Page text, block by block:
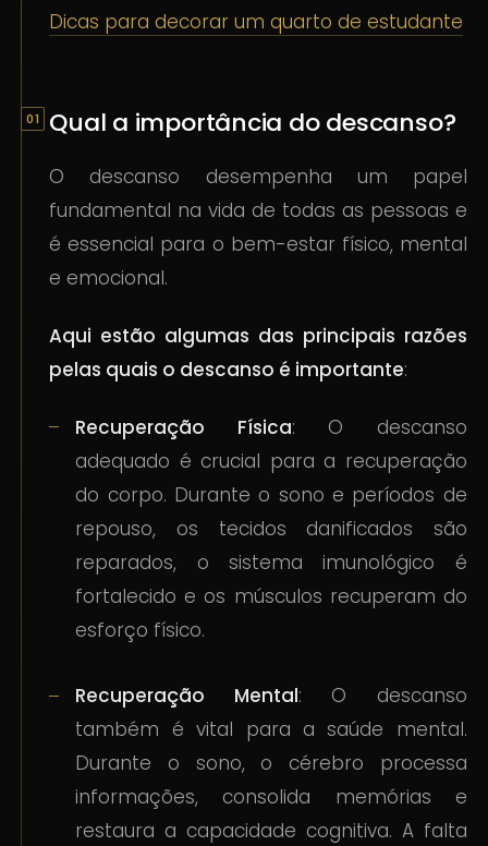
Dicas para decorar um quarto de estudante
Qual a importância do descanso?
O descanso desempenha um papel
fundamental na vida de todas as pessoas e
é essencial para o bem-estar físico, mental
e emocional.
Aqui estão algumas das principais razões
pelas quais o descanso é importante:
Recuperação Física: O descanso
adequado é crucial para a recuperação
do corpo. Durante o sono e períodos de
repouso, os tecidos danificados são
reparados, o sistema imunológico é
fortalecido e os músculos recuperam do
esforço físico.
Recuperação Mental: O descanso
também é vital para a saúde mental.
Durante o sono, o cérebro processa
informações, consolida memórias e
restaura a capacidade cognitiva. A falta